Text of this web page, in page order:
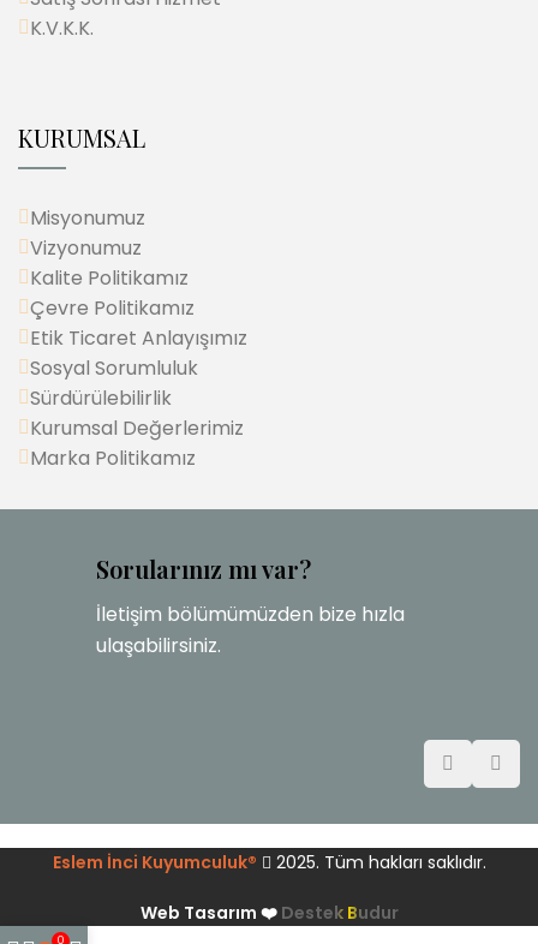
K.V.K.K.
KURUMSAL
Misyonumuz
Vizyonumuz
Kalite Politikamız
Çevre Politikamız
Etik Ticaret Anlayışımız
Sosyal Sorumluluk
Sürdürülebilirlik
Kurumsal Değerlerimiz
Marka Politikamız
Sorularınız mı var?
İletişim bölümümüzden bize hızla
ulaşabilirsiniz.
Eslem İnci Kuyumculuk® 2025. Tüm hakları saklıdır.
Web Tasarım ❤️ Destek Budur
0